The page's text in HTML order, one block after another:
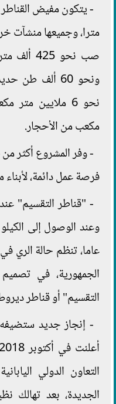
مترا، وجميعها منشآت
صب نحو
ونحو 60 ألف
مكعب من الأحجار.
فرصة عمل دائمة،
- "قناطر التقسيم" عند
الجمهورية، في
التقسيم" أو قناطر
- إنجاز جديد ستضيفه
التعاون الدولي
الجديدة، بعد تهالك